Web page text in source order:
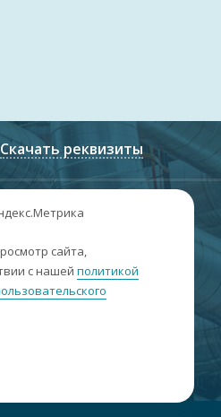
Скачать реквизиты
50-60-73
Н1/204сайта,
с нашей политикой